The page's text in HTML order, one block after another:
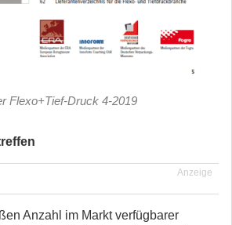
Flexo+Tief-Druck 4-2019
Anzeige
Anzahl im Markt verfügbarer